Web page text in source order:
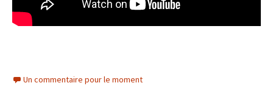
Un commentaire pour le moment